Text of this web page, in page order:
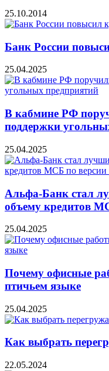
25.10.2014
Банк России
25.04.2025
В кабмине РФ
поддержки
25.04.2025
Альфа-Банк стал
объему кредитов
25.04.2025
Почему офисные
птичьем языке
25.04.2025
Как выбрать
22.05.2024